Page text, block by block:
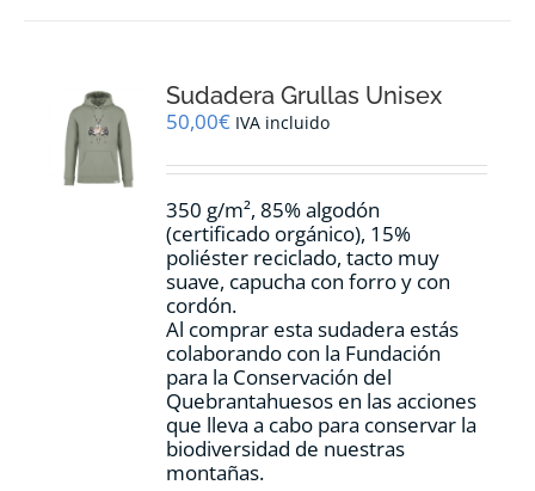
se
pueden
en
página
de
producto
Sudadera Grullas Unisex
50,00€ IVA incluido
350 g/m², 85% algodón
(certificado orgánico), 15%
poliéster reciclado, tacto muy
suave, capucha con forro y con
cordón.
Al comprar esta sudadera estás
colaborando con la Fundación
para la Conservación del
Quebrantahuesos en las acciones
que lleva a cabo para conservar la
biodiversidad de nuestras
montañas.